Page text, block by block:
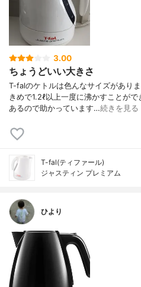
3.00
ちょうどいい大きさ
T-falのケトルは色んなサイズがあり
きめで1.2ℓ以上一度に沸かすことが
あるので助かっています…続きを見る
T-fal(ティファール)
ジャスティン プレミアム
ひより